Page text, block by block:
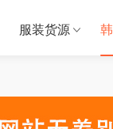
服装货源